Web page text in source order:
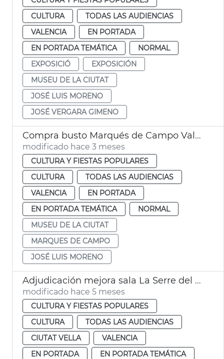
CULTURA
TODAS LAS AUDIENCIAS
VALENCIA
EN PORTADA
EN PORTADA TEMÁTICA
NORMAL
EXPOSICIÓ
EXPOSICIÓN
MUSEU DE LA CIUTAT
JOSÉ LUIS MORENO
JOSÉ VERGARA GIMENO
Compra busto Marqués de Campo València
modificado hace 3 meses
CULTURA Y FIESTAS POPULARES
CULTURA
TODAS LAS AUDIENCIAS
VALENCIA
EN PORTADA
EN PORTADA TEMÁTICA
NORMAL
MUSEU DE LA CIUTAT
MARQUES DE CAMPO
JOSÉ LUIS MORENO
Adjudicación mejora sala La Serre del Museu de la Ciutat
modificado hace 5 meses
CULTURA Y FIESTAS POPULARES
CULTURA
TODAS LAS AUDIENCIAS
CIUTAT VELLA
VALENCIA
EN PORTADA
EN PORTADA TEMÁTICA